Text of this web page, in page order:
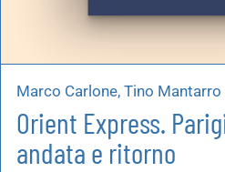
Marco Carlone, Tino Mantarro
Orient Express.
andata e ritorno